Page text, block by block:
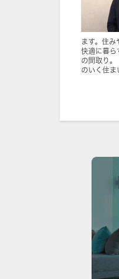
ます。住み
快適に暮ら
の間取り
のいく住ま